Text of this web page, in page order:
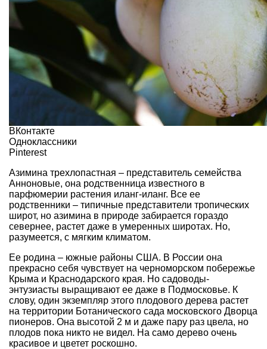
ВКонтакте
Одноклассники
Pinterest
Азимина трехлопастная – представитель семейства
Анноновые, она родственница известного в
парфюмерии растения иланг-иланг. Все ее
родственники – типичные представители тропических
широт, но азимина в природе забирается гораздо
севернее, растет даже в умеренных широтах. Но,
разумеется, с мягким климатом.
Ее родина – южные районы США. В России она
прекрасно себя чувствует на черноморском побережье
Крыма и Краснодарского края. Но садоводы-
энтузиасты выращивают ее даже в Подмосковье. К
слову, один экземпляр этого плодового дерева растет
на территории Ботанического сада московского Дворца
пионеров. Она высотой 2 м и даже пару раз цвела, но
плодов пока никто не видел. На само дерево очень
красивое и цветет роскошно.